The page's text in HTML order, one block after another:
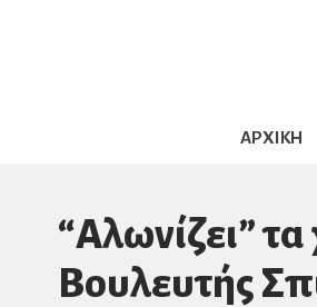
ΑΡΧΙΚΗ
“Αλωνίζει”
Βουλευτής